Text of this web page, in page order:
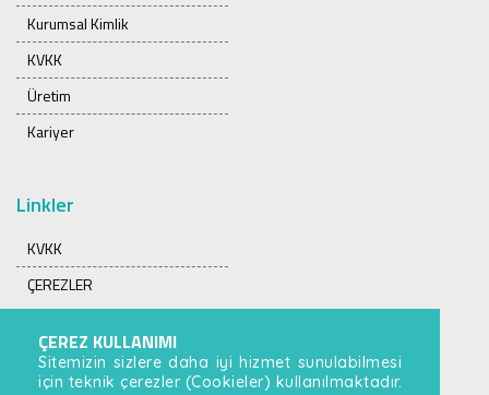
Kurumsal Kimlik
KVKK
Üretim
Kariyer
Linkler
KVKK
ÇEREZLER
ÇEREZ KULLANIMI
Sitemizin sizlere daha iyi hizmet sunulabilmesi
için teknik çerezler (Cookieler) kullanılmaktadır.